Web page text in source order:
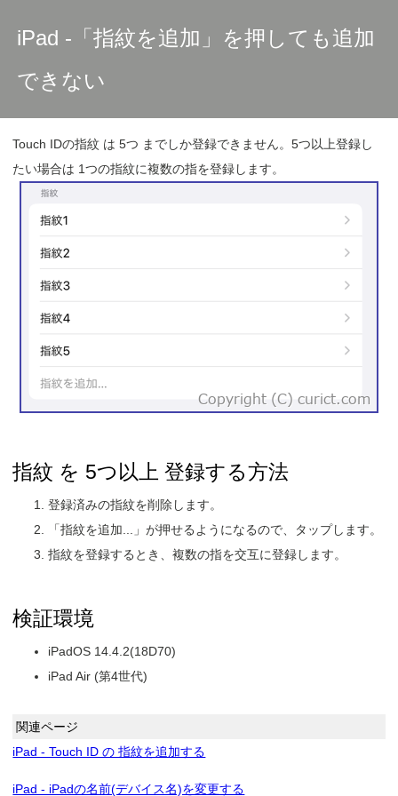
iPad -「指紋を追加」を押しても追加
できない
Touch IDの指紋 は 5つ までしか登録できません。5つ以上登録し
たい場合は 1つの指紋に複数の指を登録します。
指紋 を 5つ以上 登録する方法
登録済みの指紋を削除します。
「指紋を追加...」が押せるようになるので、タップします。
指紋を登録するとき、複数の指を交互に登録します。
検証環境
iPadOS 14.4.2(18D70)
iPad Air (第4世代)
関連ページ
iPad - Touch ID の 指紋を追加する
iPad - iPadの名前(デバイス名)を変更する